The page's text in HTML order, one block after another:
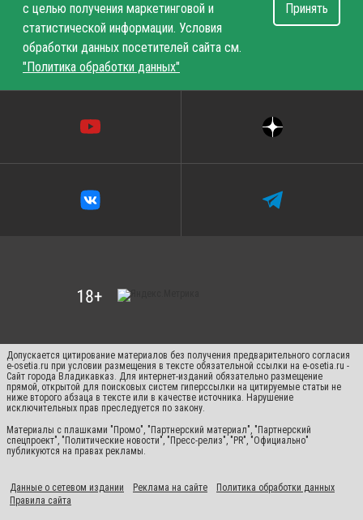
с целью получения маркетинговой и
статистической информации. Условия
обработки данных посетителей сайта см.
"Политика обработки данных"
Принять
Допускается цитирование материалов без получения предварительного согласия
e-osetia.ru при условии размещения в тексте обязательной ссылки на e-osetia.ru -
Сайт города Владикавказ. Для интернет-изданий обязательно размещение
прямой, открытой для поисковых систем гиперссылки на цитируемые статьи не
ниже второго абзаца в тексте или в качестве источника. Нарушение
исключительных прав преследуется по закону.
Материалы с плашками "Промо", "Партнерский материал", "Партнерский
спецпроект", "Политические новости", "Пресс-релиз", "PR", "Официально"
публикуются на правах рекламы.
Данные о сетевом издании Реклама на сайте
Политика обработки данных
Правила сайта